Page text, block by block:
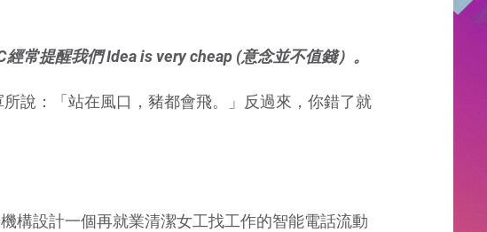
常提醒我們 Idea is very cheap (意念並不值錢）。
說：「站在風口，豬都會飛。」反過來，你錯了就
構設計一個再就業清潔女工找工作的智能電話流動